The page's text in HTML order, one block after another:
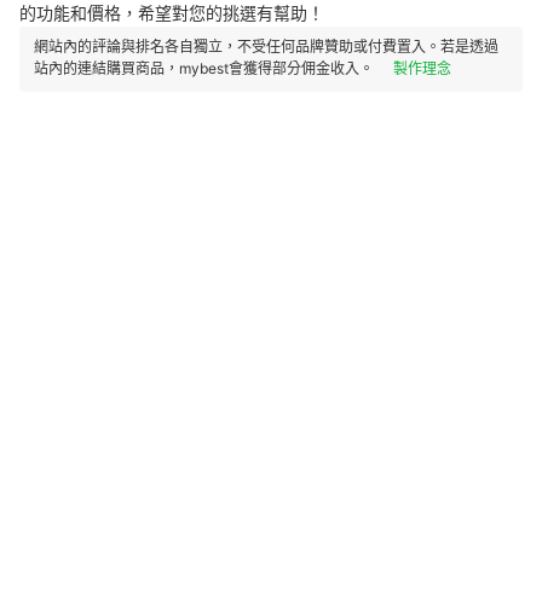
的功能和價格，希望對您的挑選有幫助！
網站內的評論與排名各自獨立，不受任何品牌贊助或付費置入。若是透過
站內的連結購買商品，mybest會獲得部分佣金收入。
製作理念